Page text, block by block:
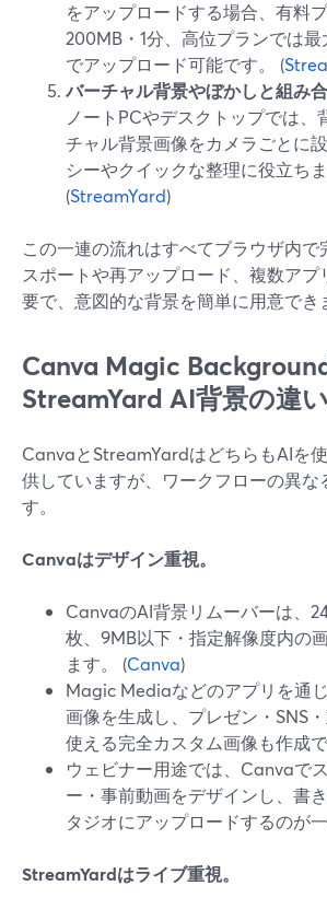
をアップロードする場合、有料
200MB・1分、高位プランでは
でアップロード可能です。 (
バーチャル背景やぼかしと組み
ノートPCやデスクトップでは、
チャル背景画像をカメラごとに
シーやクイックな整理に役立ちま
(StreamYard)
この一連の流れはすべてブラウザ内で
スポートや再アップロード、複数アプ
要で、意図的な背景を簡単に用意でき
Canva Magic
StreamYard AI背景の違
CanvaとStreamYardはどちらもAIを
供していますが、ワークフローの異な
す。
Canvaはデザイン重視。
CanvaのAI背景リムーバーは、
枚、9MB以下・指定解像度内の
ます。 (Canva)
Magic Mediaなどのアプリを通
画像を生成し、プレゼン・SNS
使える完全カスタム画像も作成
ウェビナー用途では、Canvaで
ー・事前動画をデザインし、書
タジオにアップロードするのが一
StreamYardはライブ重視。